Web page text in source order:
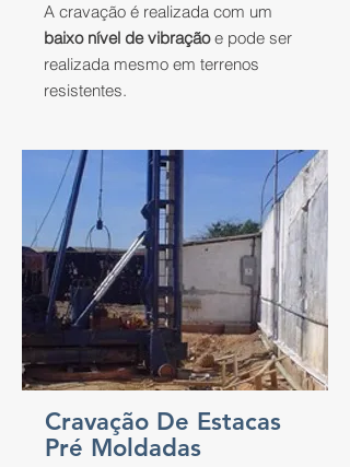
Cravação De Estacas
Pré Moldadas
A cravação é realizada com um
baixo nível de vibraçãoe pode ser
realizada mesmo em terrenos
resistentes.